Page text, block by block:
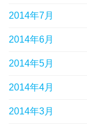
2014年7月
2014年6月
2014年5月
2014年4月
2014年3月